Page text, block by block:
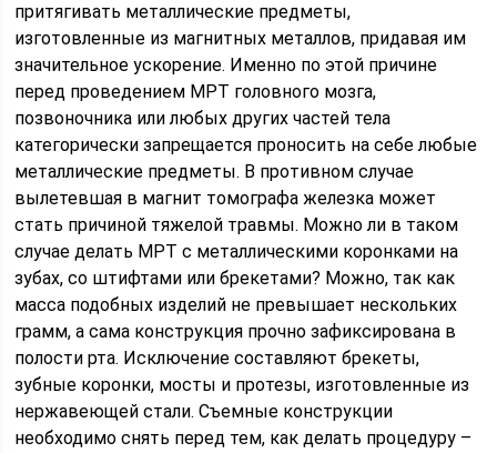
притягивать металлические предметы,
изготовленные из магнитных металлов, придавая им
значительное ускорение. Именно по этой причине
перед проведением МРТ головного мозга,
позвоночника или любых других частей тела
категорически запрещается проносить на себе любые
металлические предметы. В противном случае
вылетевшая в магнит томографа железка может
стать причиной тяжелой травмы. Можно ли в таком
случае делать МРТ с металлическими коронками на
зубах, со штифтами или брекетами? Можно, так как
масса подобных изделий не превышает нескольких
грамм, а сама конструкция прочно зафиксирована в
полости рта. Исключение составляют брекеты,
зубные коронки, мосты и протезы, изготовленные из
нержавеющей стали. Съемные конструкции
необходимо снять перед тем, как делать процедуру –